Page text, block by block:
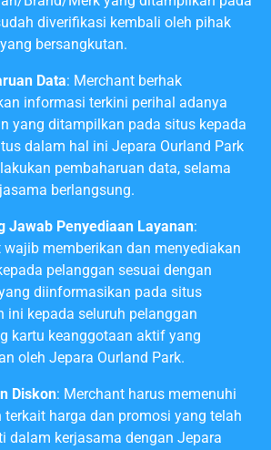
diverifikasi kembali oleh pihak
bersangkutan.
Data: Merchant berhak
informasi terkini perihal adanya
yang ditampilkan pada situs kepada
dalam hal ini Jepara Ourland Park
pembaharuan data, selama
berlangsung.
Jawab Penyediaan Layanan:
wajib memberikan dan menyediakan
pelanggan sesuai dengan
diinformasikan pada situs
ini kepada seluruh pelanggan
kartu keanggotaan aktif yang
oleh Jepara Ourland Park.
Diskon: Merchant harus memenuhi
terkait harga dan promosi yang telah
dalam kerjasama dengan Jepara